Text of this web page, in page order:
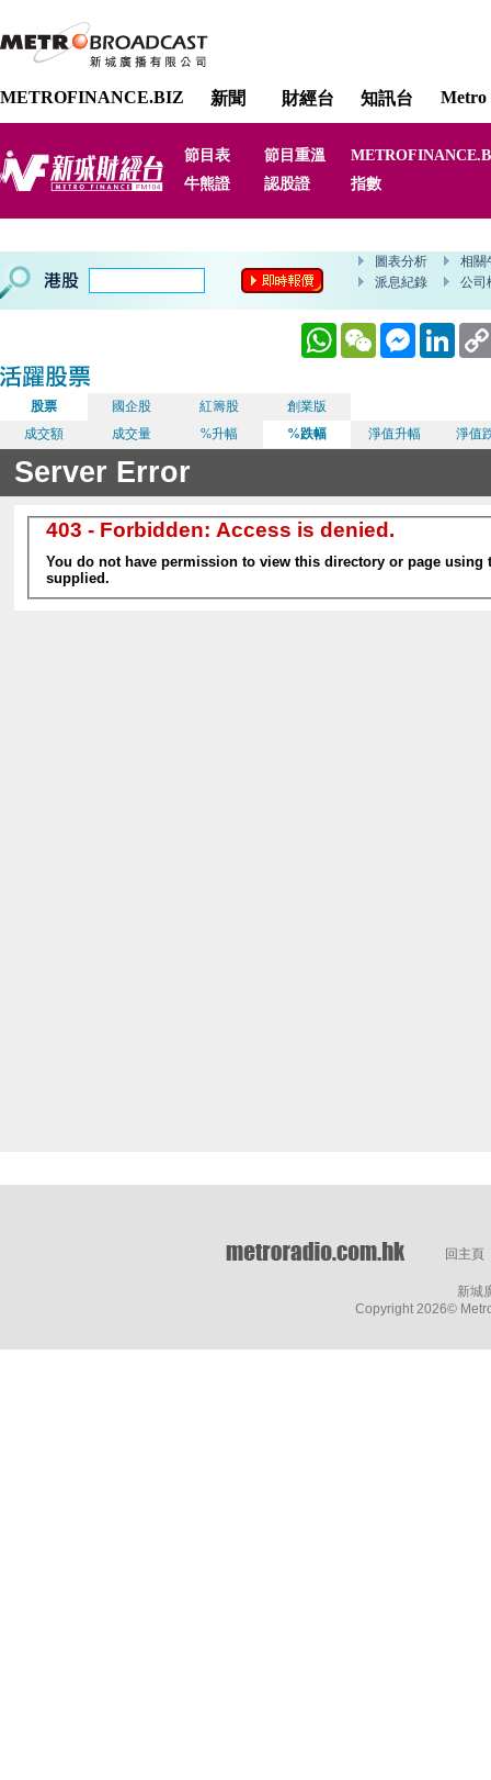
METROFINANCE.BIZ 新聞 財經台 知訊台 Metro
節目表 節目重溫
牛熊證
認股證 指數
WhatsAppWeChat Messenger
股票 國企股 紅籌股
創業版
成交額
成交量 %升幅 %跌幅 淨值升幅 淨值
回主頁
新城
Copyright 2026©